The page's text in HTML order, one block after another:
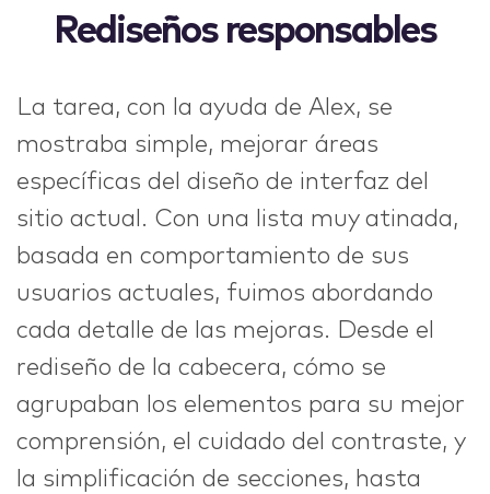
Rediseños responsables
La tarea, con la ayuda de Alex, se
mostraba simple, mejorar áreas
específicas del diseño de interfaz del
sitio actual. Con una lista muy atinada,
basada en comportamiento de sus
usuarios actuales, fuimos abordando
cada detalle de las mejoras. Desde el
rediseño de la cabecera, cómo se
agrupaban los elementos para su mejor
comprensión, el cuidado del contraste, y
la simplificación de secciones, hasta